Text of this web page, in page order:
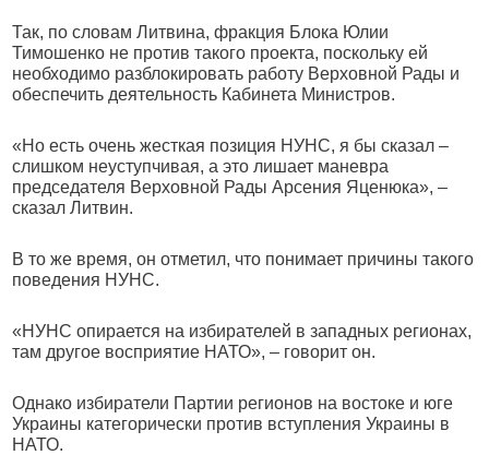
Так, по словам Литвина, фракция Блока Юлии
Тимошенко не против такого проекта, поскольку ей
необходимо разблокировать работу Верховной Рады и
обеспечить деятельность Кабинета Министров.
«Но есть очень жесткая позиция НУНС, я бы сказал –
слишком неуступчивая, а это лишает маневра
председателя Верховной Рады Арсения Яценюка», –
сказал Литвин.
В то же время, он отметил, что понимает причины такого
поведения НУНС.
«НУНС опирается на избирателей в западных регионах,
там другое восприятие НАТО», – говорит он.
Однако избиратели Партии регионов на востоке и юге
Украины категорически против вступления Украины в
НАТО.